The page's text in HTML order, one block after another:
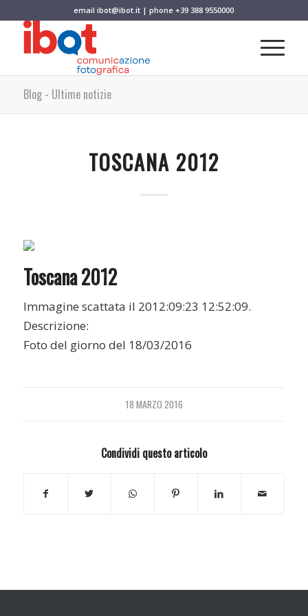
emailibot@ibot.it | phone+39 388 9550000
Blog - Ultime notizie
TOSCANA 2012
Toscana 2012
Immagine scattata il 2012:09:23 12:52:09.
Descrizione:
Foto del giorno del 18/03/2016
18 MARZO 2016
Condividi questo articolo